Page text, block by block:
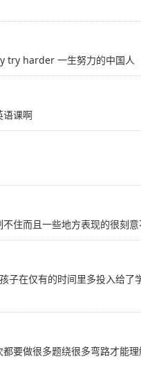
try harder 一生努力的中国人
语课啊
住而且一些地方表现的很刻
子在仅有的时间里多投入给
要做很多题绕很多弯路才能